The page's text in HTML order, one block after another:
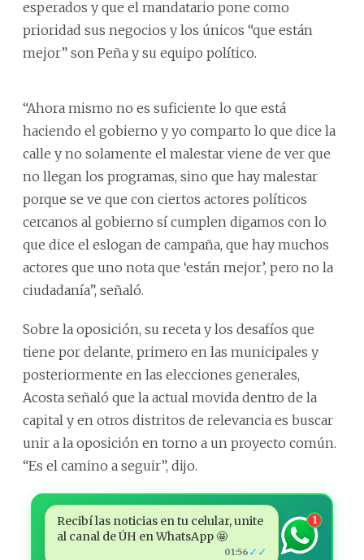
esperados y que el mandatario pone como
prioridad sus negocios y los únicos “que están
mejor” son Peña y su equipo político.
“Ahora mismo no es suficiente lo que está
haciendo el gobierno y yo comparto lo que dice la
calle y no solamente el malestar viene de ver que
no llegan los programas, sino que hay malestar
porque se ve que con ciertos actores políticos
cercanos al gobierno sí cumplen digamos con lo
que dice el eslogan de campaña, que hay muchos
actores que uno nota que ‘están mejor’, pero no la
ciudadanía”, señaló.
Sobre la oposición, su receta y los desafíos que
tiene por delante, primero en las municipales y
posteriormente en las elecciones generales,
Acosta señaló que la actual movida dentro de la
capital y en otros distritos de relevancia es buscar
unir a la oposición en torno a un proyecto común.
“Es el camino a seguir”, dijo.
Recibí las noticias en tu celular, unite
al canal de ÚH en WhatsApp 🤩
01:56 ✓✓
1